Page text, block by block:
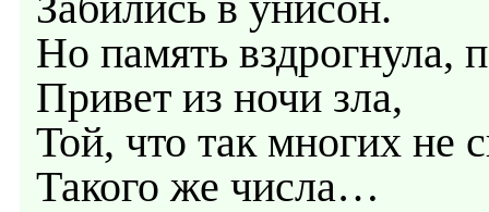
Но память вздрогнула,
Привет из ночи зла,
Той, что так многих не
Такого же числа…